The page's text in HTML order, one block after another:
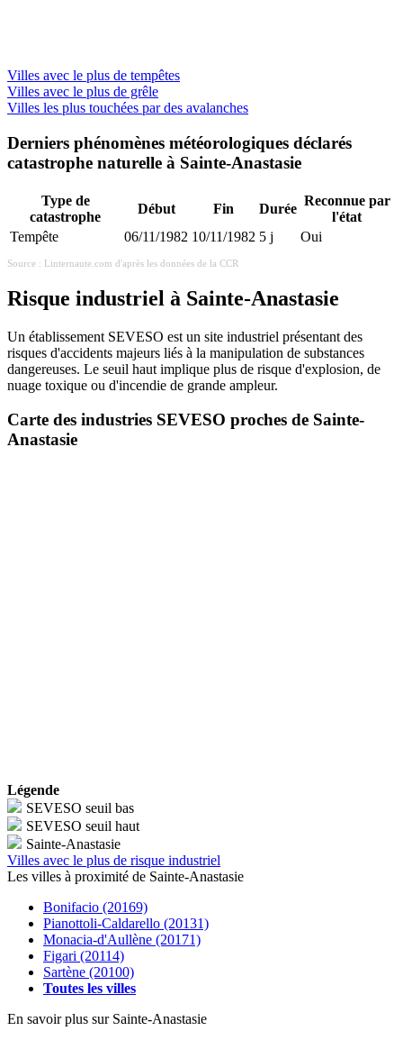
Villes avec le plus de tempêtes
Villes avec le plus de grêle
Villes les plus touchées par des avalanches
Derniers phénomènes météorologiques déclarés
catastrophe naturelle à Sainte-Anastasie
Type de
catastrophe
Début Fin Durée
Reconnue par
l'état
Tempête
06/11/1982 10/11/1982 5 j Oui
Source : Linternaute.com d'après les données de la CCR
Risque industriel à Sainte-Anastasie
Un établissement SEVESO est un site industriel présentant des
risques d'accidents majeurs liés à la manipulation de substances
dangereuses. Le seuil haut implique plus de risque d'explosion, de
nuage toxique ou d'incendie de grande ampleur.
Carte des industries SEVESO proches de Sainte-
Anastasie
Légende
SEVESO seuil bas
SEVESO seuil haut
Sainte-Anastasie
Villes avec le plus de risque industriel
Les villes à proximité de Sainte-Anastasie
Bonifacio (20169)
Pianottoli-Caldarello (20131)
Monacia-d'Aullène (20171)
Figari (20114)
Sartène (20100)
Toutes les villes
En savoir plus sur Sainte-Anastasie